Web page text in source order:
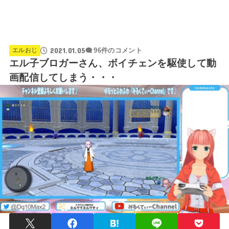
エルおじ 2021.01.05 96件のコメント
エル子ブロガーさん、ボイチェンを駆使して動
画配信してしまう・・・